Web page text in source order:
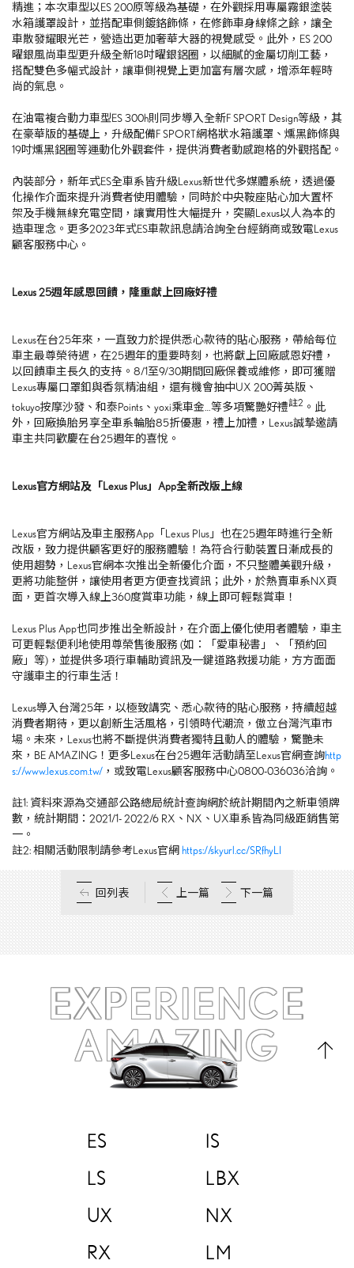
精進；本次車型以ES 200原等級為基礎，在外觀採用專屬霧銀塗裝
水箱護罩設計，並搭配車側鍍鉻飾條，在修飾車身線條之餘，讓全
車散發耀眼光芒，營造出更加奢華大器的視覺感受。此外， ES 200
曜銀風尚車型更升級全新18吋曜銀鋁圈，以細膩的金屬切削工藝，
搭配雙色多幅式設計，讓車側視覺上更加富有層次感，增添年輕時
尚的氣息。
在油電複合動力車型ES 300h則同步導入全新F SPORT Design等級，其
在豪華版的基礎上，升級配備F SPORT網格狀水箱護罩、燻黑飾條與
19吋燻黑鋁圈等運動化外觀套件，提供消費者動感跑格的外觀搭配。
內裝部分，新年式ES全車系皆升級Lexus新世代多媒體系統，透過優
化操作介面來提升消費者使用體驗，同時於中央鞍座貼心加大置杯
架及手機無線充電空間，讓實用性大幅提升，突顯Lexus以人為本的
造車理念。更多2023年式ES車款訊息請洽詢全台經銷商或致電Lexus
顧客服務中心。
Lexus 25週年感恩回饋，隆重獻上回廠好禮
Lexus在台25年來，一直致力於提供悉心款待的貼心服務，帶給每位
車主最尊榮待遇，在25週年的重要時刻，也將獻上回廠感恩好禮，
以回饋車主長久的支持。 8/1至9/30期間回廠保養或維修，即可獲贈
Lexus專屬口罩釦與香氛精油組，還有機會抽中UX 200菁英版、
tokuyo按摩沙發、和泰Points 、 yoxi乘車金…等多項驚艷好禮註2 。此
外，回廠換胎另享全車系輪胎85折優惠，禮上加禮， Lexus誠摯邀請
車主共同歡慶在台25週年的喜悅。
Lexus官方網站及「Lexus Plus」 App全新改版上線
Lexus官方網站及車主服務App 「 Lexus Plus 」也在25週年時進行全新
改版，致力提供顧客更好的服務體驗！為符合行動裝置日漸成長的
使用趨勢， Lexus官網本次推出全新優化介面，不只整體美觀升級，
更將功能整併，讓使用者更方便查找資訊；此外，於熱賣車系NX頁
面，更首次導入線上360度賞車功能，線上即可輕鬆賞車！
Lexus Plus App也同步推出全新設計，在介面上優化使用者體驗，車主
可更輕鬆便利地使用尊榮售後服務 (如：「愛車秘書」、「預約回
廠」等) ，並提供多項行車輔助資訊及一鍵道路救援功能，方方面面
守護車主的行車生活！
Lexus導入台灣25年，以極致講究、悉心款待的貼心服務，持續超越
消費者期待，更以創新生活風格，引領時代潮流，傲立台灣汽車市
場。未來， Lexus也將不斷提供消費者獨特且動人的體驗，驚艷未
來， BE AMAZING ！更多Lexus在台25週年活動請至Lexus官網查詢http
s://www.lexus.com.tw/ ，或致電Lexus顧客服務中心0800-036036洽詢。
註1: 資料來源為交通部公路總局統計查詢網於統計期間內之新車領牌
數，統計期間： 2021/1- 2022/6 RX 、 NX 、 UX車系皆為同級距銷售第
一。
註2:相關活動限制請參考Lexus官網 https://skyurl.cc/SRfhyLI
回列表 上一篇 下一篇
EXPERIENCE
AMAZING
ES
IS
LS
LBX
UX
NX
RX
LM